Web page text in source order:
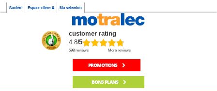
Société Espace client Ma sélection
customer rating
4.8/5
598 reviews More reviews
PROMOTIONS
BONS PLANS